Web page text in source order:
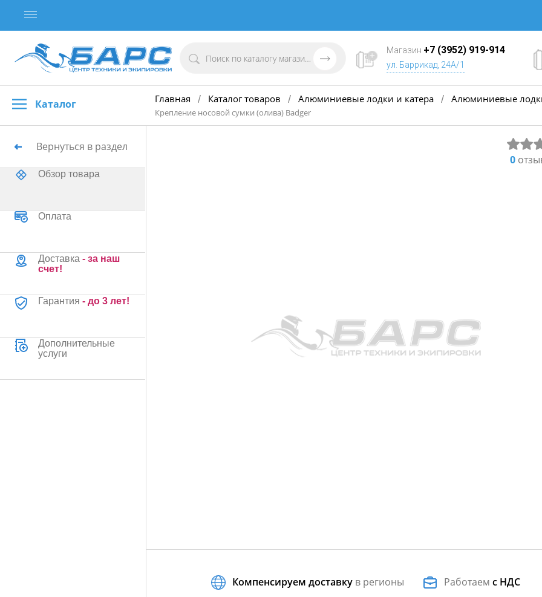
Магазин +7 (3952) 919-914
ул. Баррикад, 24А/1
Каталог Главная / Каталог товаров / Алюминиевые лодки и катера / Алюминиевые
Крепление носовой сумки (олива) Badger
Вернуться в раздел
Обзор товара
Оплата
Доставка - за наш
счет!
Гарантия - до 3 лет!
Дополнительные
услуги
0
Компенсируем доставку в регионы Работаемс НДС